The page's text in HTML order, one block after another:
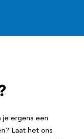
ergens een
Laat het ons